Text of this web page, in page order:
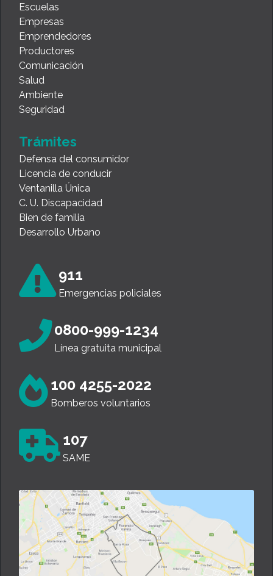
Escuelas
Empresas
Emprendedores
Productores
Comunicación
Salud
Ambiente
Seguridad
Trámites
Defensa del consumidor
Licencia de conducir
Ventanilla Única
C. U. Discapacidad
Bien de familia
Desarrollo Urbano
911
Emergencias policiales
0800-999-1234
Línea gratuita municipal
100 4255-2022
Bomberos voluntarios
107
SAME